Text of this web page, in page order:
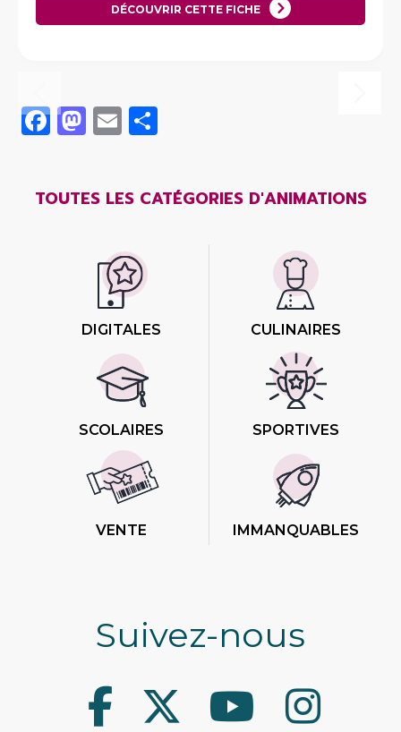
DÉCOUVRIR CETTE FICHE
Facebook
Mastodon
Email
TOUTES LES CATÉGORIES D'ANIMATIONS
DIGITALES CULINAIRES
SCOLAIRES SPORTIVES
VENTE IMMANQUABLES
Suivez-nous